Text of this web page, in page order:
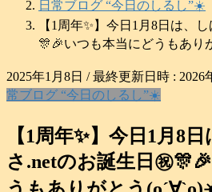
日常ブログ “今日のしるし”☀️
【1周年✨】今日1月8日は、
🎊🎉いつも本当にどうもあり
2025年1月8日 / 最終更新日時 : 2026
常ブログ “今日のしるし”☀️
【1周年✨】今日1月8
さ.netのお誕生日㊗️